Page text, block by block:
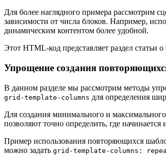
Для более наглядного примера рассмотрим
зависимости от числа блоков. Например,
динамическим контентом более удобной.
Этот HTML-код представляет раздел статьи
Упрощение создания
В данном разделе мы рассмотрим методы
grid-template-columns для определения
Для создания минимального и
позволяют точно определить, где
Пример использования повторяющихся
можно задать grid-template-columns: